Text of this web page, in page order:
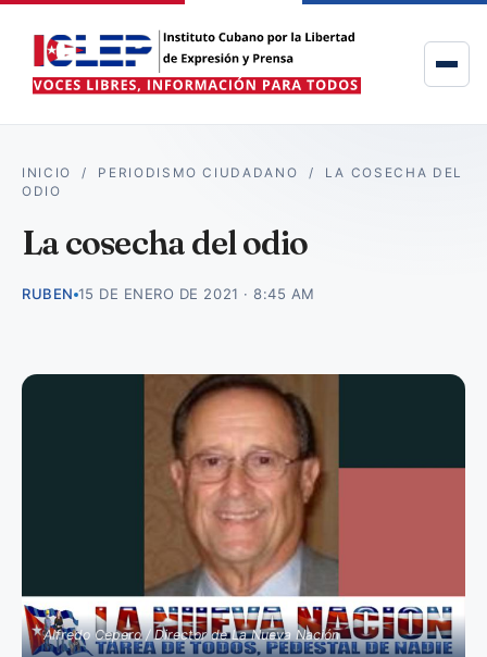
INICIO / PERIODISMO CIUDADANO / LA COSECHA DEL
ODIO
La cosecha del odio
RUBEN 15 DE ENERO DE 2021 · 8:45 AM
Alfredo Cepero / Director de La Nueva Nación